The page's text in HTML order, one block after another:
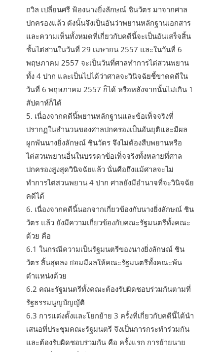
ถวิล เปลี่ยนศรี ฟ้องนางยิ่งลักษณ์ ชินวัตร มาจากศาล
ปกครองแล้ว ดังนั้นจึงเป็นอันว่าพยานหลักฐานเอกสาร
และความเห็นทั้งหมดที่เกี่ยวกับคดีนี้จะเป็นอันเสร็จสิ้น
ชั้นไต่สวนในวันที่ 29 เมษายน 2557 และในวันที่ 6
พฤษภาคม 2557 จะเป็นวันที่ศาลทำการไต่สวนพยาน
ทั้ง 4 ปาก และเป็นไปได้ว่าศาลจะวินิจฉัยชี้ขาดคดีใน
วันที่ 6 พฤษภาคม 2557 ก็ได้ หรือหลังจากนั้นไม่เกิน 1
สัปดาห์ก็ได้
5. เนื่องจากคดีนี้พยานหลักฐานและข้อเท็จจริงที่
ปรากฏในสำนวนของศาลปกครองเป็นอันยุติและมีผล
ผูกพันนางยิ่งลักษณ์ ชินวัตร จึงไม่ต้องสืบพยานหรือ
ไต่สวนพยานอื่นในบรรดาข้อเท็จจริงทั้งหลายที่ศาล
ปกครองสูงสุดวินิจฉัยแล้ว นั่นคือถึงแม้ศาลจะไม่
ทำการไต่สวนพยาน 4 ปาก ศาลยังมีอำนาจที่จะวินิจฉัย
คดีได้
6. เนื่องจากคดีนี้นอกจากเกี่ยวข้องกับนางยิ่งลักษณ์ ชิน
วัตร แล้ว ยังมีความเกี่ยวข้องกับคณะรัฐมนตรีทั้งคณะ
ด้วย คือ
6.1 ในกรณีความเป็นรัฐมนตรีของนางยิ่งลักษณ์ ชิน
วัตร สิ้นสุดลง ย่อมมีผลให้คณะรัฐมนตรีทั้งคณะพ้น
ตำแหน่งด้วย
6.2 คณะรัฐมนตรีทั้งคณะต้องรับผิดชอบร่วมกันตามที่
รัฐธรรมนูญบัญญัติ
6.3 การแต่งตั้งและโยกย้าย 3 ครั้งที่เกี่ยวกับคดีนี้ได้นำ
เสนอที่ประชุมคณะรัฐมนตรี จึงเป็นการกระทำร่วมกัน
และต้องรับผิดชอบร่วมกัน คือ ครั้งแรก การย้ายนาย